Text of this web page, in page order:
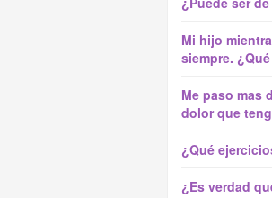
Mi hijo
siempre.
Me paso mas
dolor que
¿Qué
¿Es verdad